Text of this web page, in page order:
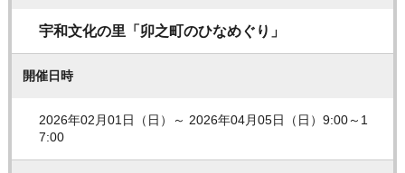
宇和文化の里「卯之町のひなめぐり」
開催日時
2026年02月01日（日）～ 2026年04月05日（日）9:00～1
7:00